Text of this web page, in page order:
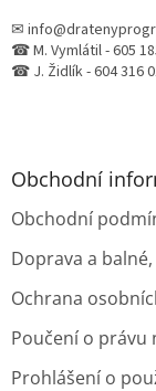
✉
☎ M. Vymlátil - 605
☎ J. Židlík - 604 316
Obchodní
Obchodní
Doprava a
Ochrana
Poučení o
Prohlášení o